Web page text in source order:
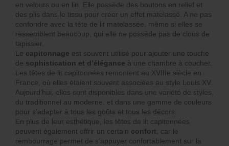
en velours ou en lin. Elle possède des boutons en relief et
des plis dans le tissu pour créer un effet matelassé. A ne pas
confondre avec la tête de lit matelassée, même si elles se
ressemblent beaucoup, qui elle ne possède pas de clous de
tapissier.
Le capitonnage est souvent utilisé pour ajouter une touche
de sophistication et d’élégance à une chambre à coucher.
Les têtes de lit capitonnées remontent au XVIIIe siècle en
France, où elles étaient souvent associées au style Louis XV.
Aujourd’hui, elles sont disponibles dans une variété de styles,
du traditionnel au moderne, et dans une gamme de couleurs
pour s’adapter à tous les goûts et tous les décors.
En plus de leur esthétique, les têtes de lit capitonnées
peuvent également offrir un certain confort , car le
rembourrage permet de s’appuyer confortablement sur la